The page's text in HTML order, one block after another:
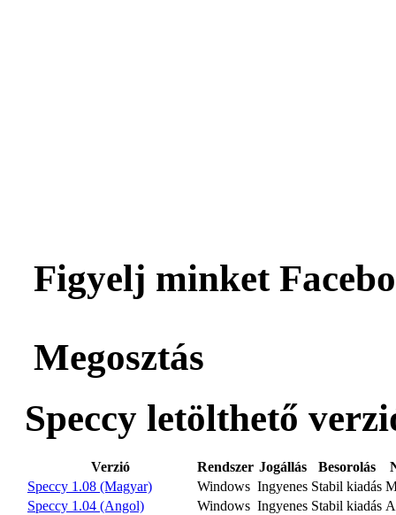
Figyelj minket
Megosztás
Speccy letölthető
Verzió Rendszer Jogállás Besorolás
Speccy 1.08 (Magyar)
Windows Ingyenes Stabil kiadás
Speccy 1.04 (Angol)
Windows Ingyenes Stabil kiadás